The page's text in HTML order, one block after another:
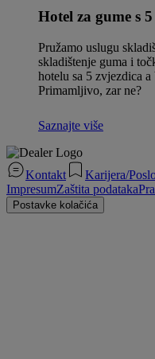
Hotel za gume s
Pružamo uslugu
skladištenje guma i
hotelu sa 5 zvjezdica
Primamljivo, zar ne?
Saznajte više
Kontakt
Karijera/
ImpresumZaštita podataka
Postavke kolačića